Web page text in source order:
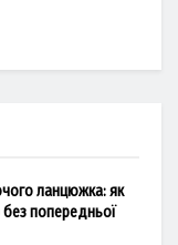
ланцюжка: як
без попередньої